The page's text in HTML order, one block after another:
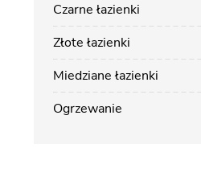
Czarne łazienki
Złote łazienki
Miedziane łazienki
Ogrzewanie